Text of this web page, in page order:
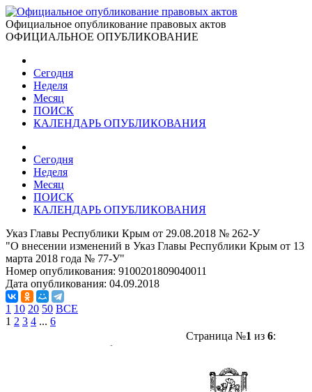
Официальное опубликование правовых актов
ОФИЦИАЛЬНОЕ ОПУБЛИКОВАНИЕ
Сегодня
Неделя
Месяц
ПОИСК
КАЛЕНДАРЬ ОПУБЛИКОВАНИЯ
Сегодня
Неделя
Месяц
ПОИСК
КАЛЕНДАРЬ ОПУБЛИКОВАНИЯ
Указ Главы Республики Крым от 29.08.2018 № 262-У
"О внесении изменений в Указ Главы Республики Крым от 13
марта 2018 года № 77-У"
Номер опубликования: 9100201809040011
Дата опубликования: 04.09.2018
1 10 20 50 ВСЕ
1 2 3 4 ... 6
Страница №1 из 6: